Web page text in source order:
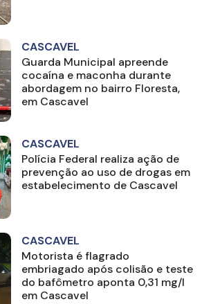
CASCAVEL
Guarda Municipal apreende
cocaína e maconha durante
abordagem no bairro Floresta,
em Cascavel
CASCAVEL
Polícia Federal realiza ação de
prevenção ao uso de drogas em
estabelecimento de Cascavel
CASCAVEL
Motorista é flagrado
embriagado após colisão e teste
do bafômetro aponta 0,31 mg/l
em Cascavel